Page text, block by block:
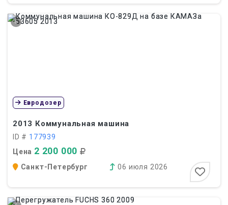
6
2013 Коммунальная машина
ID # 177939
Цена 2 200 000
Евродозер
Санкт-Петербург 06 июля 2026